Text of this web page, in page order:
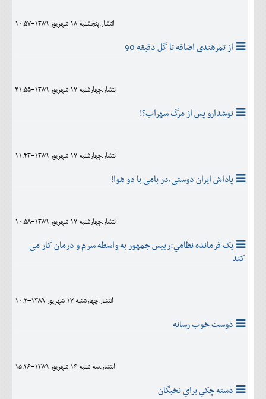
انتشار:پنجشنبه 18 شهريور 1389-10:57
از تمرهندی اضافه تا گل دقیقه 90
انتشار:چهارشنبه 17 شهريور 1389-21:55
نوشدارو پس از مرگ سهراب؟!
انتشار:چهارشنبه 17 شهريور 1389-11:43
پاداش ایران دوستی،در بامی با دو هوا!
انتشار:چهارشنبه 17 شهريور 1389-10:58
يک فرمانده نظامي:رییس جمهور به واسطه سرم و درمان کار می
کند
انتشار:چهارشنبه 17 شهريور 1389-10:2
دوست خوب رسانه
انتشار:سه شنبه 16 شهريور 1389-15:36
دسته چکي براي نخبگان